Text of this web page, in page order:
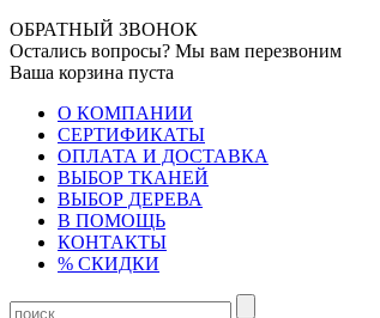
ОБРАТНЫЙ ЗВОНОК
Остались вопросы? Мы вам перезвоним
Ваша корзина пуста
О КОМПАНИИ
СЕРТИФИКАТЫ
ОПЛАТА И ДОСТАВКА
ВЫБОР ТКАНЕЙ
ВЫБОР ДЕРЕВА
В ПОМОЩЬ
КОНТАКТЫ
% СКИДКИ